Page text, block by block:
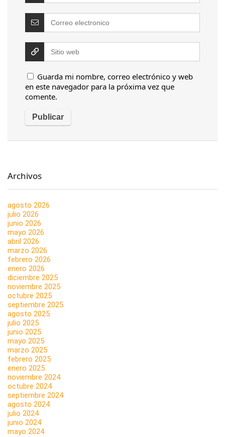
Guarda mi nombre, correo electrónico y web
en este navegador para la próxima vez que
comente.
Archivos
agosto 2026
julio 2026
junio 2026
mayo 2026
abril 2026
marzo 2026
febrero 2026
enero 2026
diciembre 2025
noviembre 2025
octubre 2025
septiembre 2025
agosto 2025
julio 2025
junio 2025
mayo 2025
marzo 2025
febrero 2025
enero 2025
noviembre 2024
octubre 2024
septiembre 2024
agosto 2024
julio 2024
junio 2024
mayo 2024